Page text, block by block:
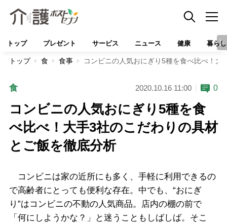
トップ プレゼント サービス ニュース 健康 暮らし
トップ 食 食事 コンビニの人気おにぎり5種を食べ比べ！
食 2020.10.16 11:00 0
コンビニの人気おにぎり5種を食
べ比べ！大手3社のこだわりの具材
とご飯を徹底分析
コンビニは家の近所にも多く、手軽に利用できるの
で高齢者にとっても便利な存在。中でも、“おにぎ
り”はコンビニの不動の人気商品。店内の棚の前で
「何にしようかな？」と迷うこともしばしば。そこ